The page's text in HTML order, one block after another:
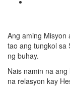
Ang aming Misyon
tao ang tungkol sa
ng buhay.
Nais namin na
na relasyon kay